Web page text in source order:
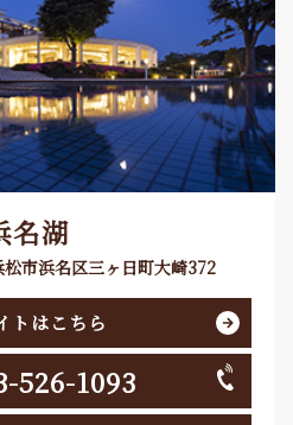
名湖
市浜名区三ヶ日町大崎372
トはこちら
526-1093